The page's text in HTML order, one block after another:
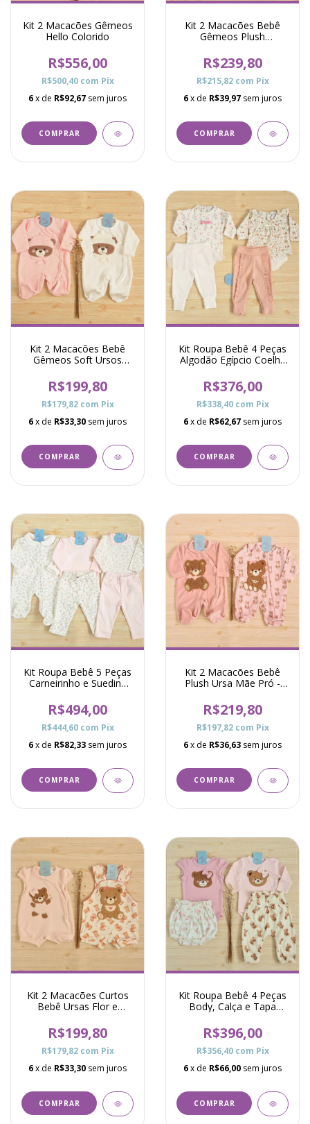
Kit 2 Macacões Gêmeos
Hello Colorido
R$556,00
R$500,40 com Pix
6x de R$92,67 sem juros
COMPRAR
Kit 2 Macacões Bebê
Gêmeos Plush
Rosa
R$239,80
R$215,82 com Pix
6x de R$39,97 sem juros
COMPRAR
Kit 2 Macacões Bebê
Gêmeos Soft Ursos
Branco
R$199,80
R$179,82 com Pix
6x de R$33,30 sem juros
COMPRAR
Kit Roupa Bebê 4 Peças
Algodão Egípcio Coelha
R$376,00
R$338,40 com Pix
6x de R$62,67 sem juros
COMPRAR
Kit Roupa Bebê 5 Peças
Carneirinho e Suedine
R$494,00
R$444,60 com Pix
6x de R$82,33 sem juros
COMPRAR
Kit 2 Macacões Bebê
Plush Ursa Mãe Pró -
R$219,80
R$197,82 com Pix
6x de R$36,63 sem juros
COMPRAR
Kit 2 Macacões Curtos
Bebê Ursas Flor e
R$199,80
R$179,82 com Pix
6x de R$33,30 sem juros
COMPRAR
Kit Roupa Bebê 4 Peças
Body, Calça e Tapa
Soraia e Leona - Rosa
R$396,00
R$356,40 com Pix
6x de R$66,00 sem juros
COMPRAR